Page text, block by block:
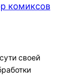
комиксов
своей